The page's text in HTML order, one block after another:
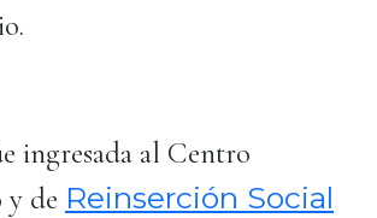
ingresada al Centro
y de Reinserción Social